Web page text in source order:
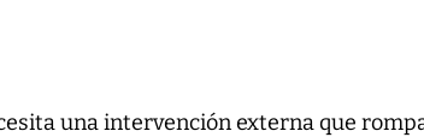
una intervención externa que